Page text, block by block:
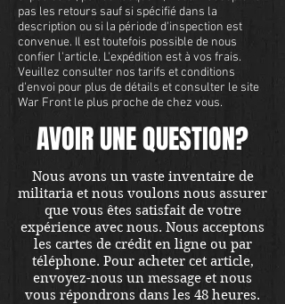
pas les retours sauf si spécifié dans la
description ou si la période d'inspection est
convenue. Il est toutefois possible de nous
confier l'article. L'expédition est à vos frais.
Veuillez consulter nos tarifs et conditions
d'envoi pour plus de détails et consulter le site
War Front le plus proche de chez vous.
AVOIR UNE QUESTION?
Nous avons un vaste inventaire de
militaria et nous voulons nous assurer
que vous êtes satisfait de votre
expérience avec nous. Nous acceptons
les cartes de crédit en ligne ou par
téléphone. Pour acheter cet article,
envoyez-nous un message et nous
vous répondrons dans les 48 heures.